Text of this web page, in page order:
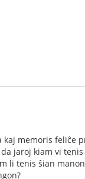
kaj memoris feliĉe
jaroj kiam vi
li tenis ŝian